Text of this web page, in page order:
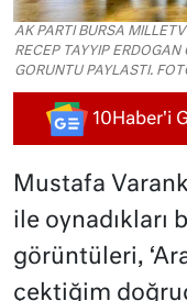
AK PARTI BURSA
RECEP TAYYIP
GORUNTU PAYLASTI.
10Haber'i
Mustafa
ile oynadıkları
görüntüleri,
çektiğim